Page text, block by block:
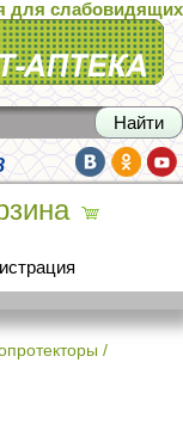
для слабовидящих
/